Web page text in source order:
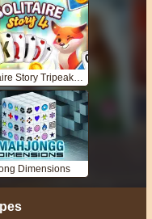
Solitaire Story Tripeaks 4
Dimensions